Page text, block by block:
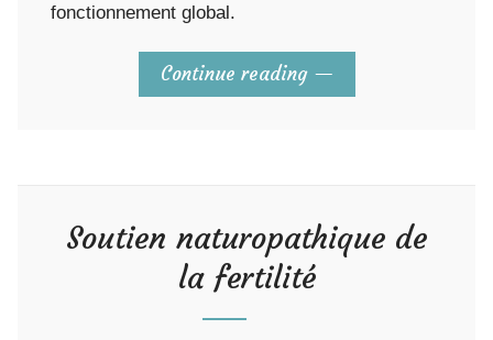
fonctionnement global.
Continue reading
Soutien naturopathique de
la fertilité